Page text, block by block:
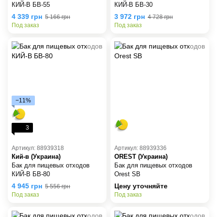
КИЙ-В БВ-55
4 339 грн 5 166 грн
Под заказ
КИЙ-В БВ-30
3 972 грн 4 728 грн
Под заказ
−11%
3
Артикул: 88939318
Кий-в (Украина)
Бак для пищевых отходов
КИЙ-В БВ-80
4 945 грн 5 556 грн
Под заказ
Артикул: 88939336
OREST (Украина)
Бак для пищевых отходов
Orest SB
Цену уточняйте
Под заказ